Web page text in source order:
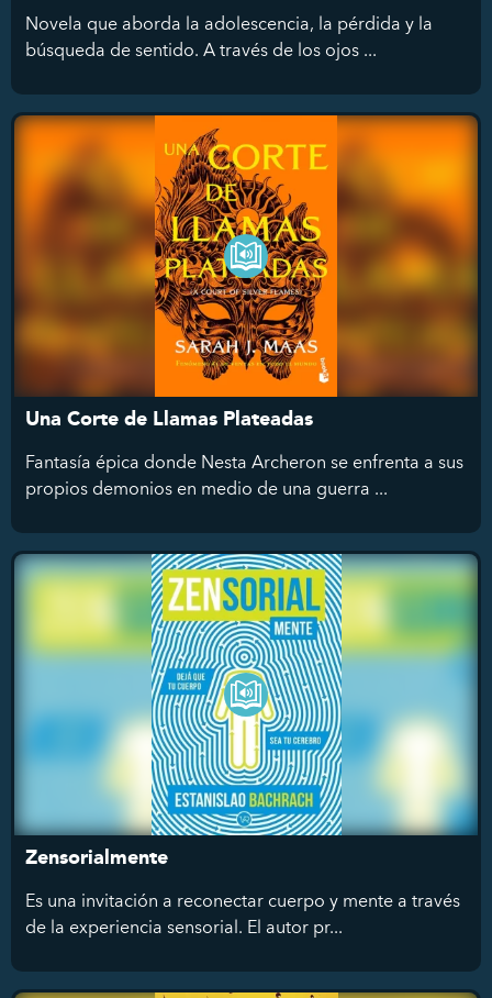
Novela que aborda la adolescencia, la pérdida y la
búsqueda de sentido. A través de los ojos ...
Una Corte de Llamas Plateadas
Fantasía épica donde Nesta Archeron se enfrenta a sus
propios demonios en medio de una guerra ...
Zensorialmente
Es una invitación a reconectar cuerpo y mente a través
de la experiencia sensorial. El autor pr...